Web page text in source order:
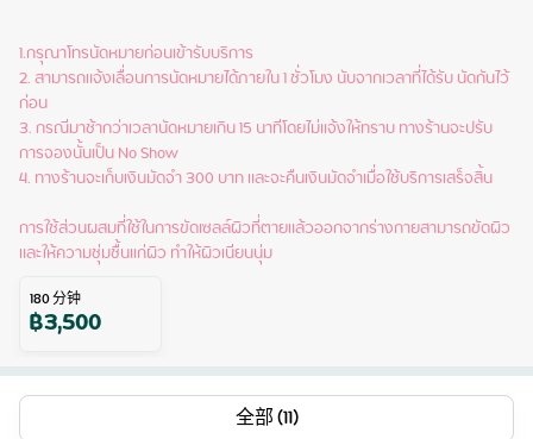
1.กรุณาโทรนัดหมายก่อนเข้ารับบริการ
2. สามารถแจ้งเลื่อนการนัดหมายได้ภายใน 1 ชั่วโมง นับจากเวลาที่ได้รับ นัดกันไว้
ก่อน
3. กรณีมาช้ากว่าเวลานัดหมายเกิน 15 นาทีโดยไม่แจ้งให้ทราบ ทางร้านจะปรับ
การจองนั้นเป็น No Show
4. ทางร้านจะเก็บเงินมัดจำ 300 บาท และจะคืนเงินมัดจำเมื่อใช้บริการเสร็จสิ้น
การใช้ส่วนผสมที่ใช้ในการขัดเซลล์ผิวที่ตายแล้วออกจากร่างกายสามารถขัดผิว
และให้ความชุ่มชื้นแก่ผิว ทำให้ผิวเนียนนุ่ม
180分钟
฿3,500
全部 (11)